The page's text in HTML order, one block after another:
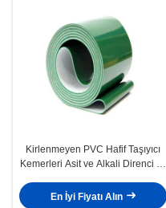
Kirlenmeyen PVC Hafif Taşıyıcı
Kemerleri Asit ve Alkali Direnci ve
En İyi Fiyatı Alın